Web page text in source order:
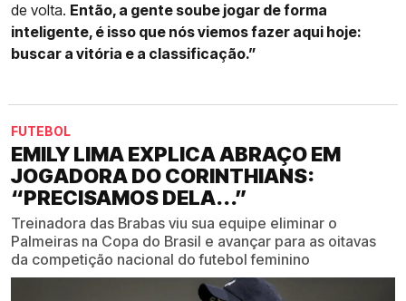
de volta. Então, a gente soube jogar de forma
inteligente, é isso que nós viemos fazer aqui hoje:
buscar a vitória e a classificação.”
FUTEBOL
EMILY LIMA EXPLICA ABRAÇO EM
JOGADORA DO CORINTHIANS:
“PRECISAMOS DELA...”
Treinadora das Brabas viu sua equipe eliminar o
Palmeiras na Copa do Brasil e avançar para as oitavas
da competição nacional do futebol feminino